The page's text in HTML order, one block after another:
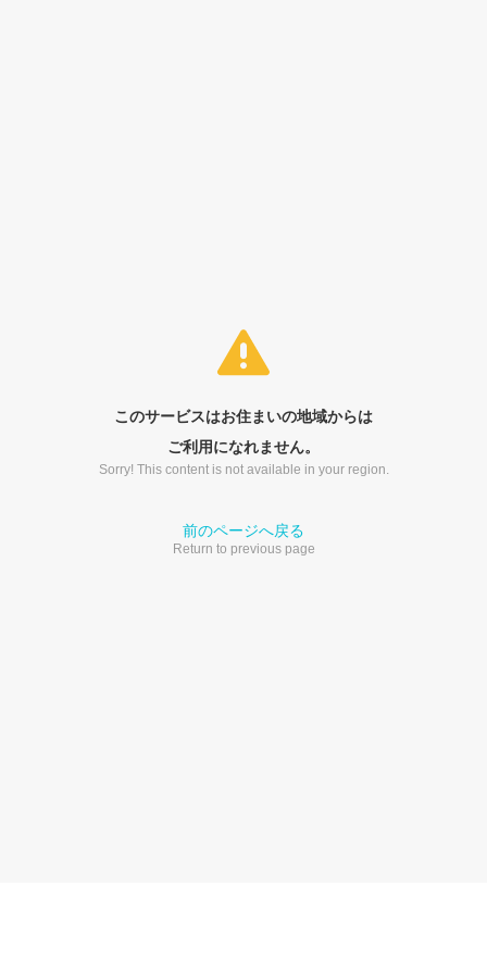
このサービスはお住まいの地域からは
ご利用になれません。
Sorry! This content is not available in your region.
前のページへ戻る
Return to previous page